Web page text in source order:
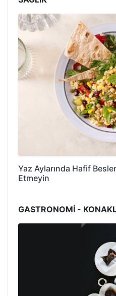
Yaz Aylarında Hafif
Etmeyin
GASTRONOMİ -